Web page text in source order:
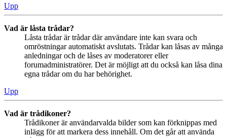
Upp
Vad är låsta trådar?
Låsta trådar är trådar där användare inte kan svara och
omröstningar automatiskt avslutats. Trådar kan låsas av många
anledningar och de låses av moderatorer eller
forumadministratörer. Det är möjligt att du också kan låsa dina
egna trådar om du har behörighet.
Upp
Vad är trådikoner?
Trådikoner är användarvalda bilder som kan förknippas med
inlägg för att markera dess innehåll. Om det går att använda